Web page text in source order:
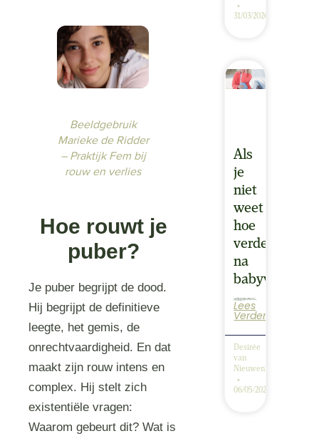
Beeldgebruik
Marieke de Ridder
– Praktijk Fem bij
rouw en verlies
Hoe rouwt je
puber?
Je puber begrijpt de dood.
Hij begrijpt de definitieve
leegte, het gemis, de
onrechtvaardigheid. En dat
maakt zijn rouw intens en
complex. Hij stelt zich
existentiële vragen:
Waarom gebeurt dit? Wat is
31/03/2026
Als
je
niet
weet
hoe
verder
na
babyverlies
Lees
Verder
Desirée
van
Nieuwenhoven
06/05/2025